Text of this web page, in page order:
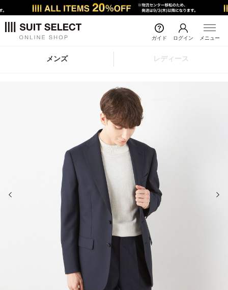
ガイド ログイン メニュー
メンズ レディース